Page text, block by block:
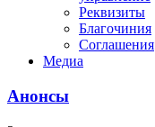
Реквизиты
Благочиния
Соглашения
Медиа
Анонсы